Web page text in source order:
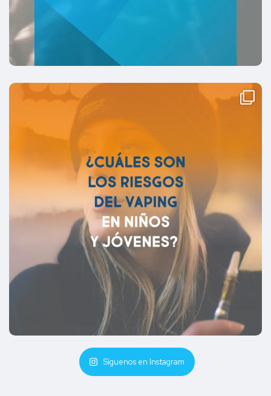
Síguenos en Instagram